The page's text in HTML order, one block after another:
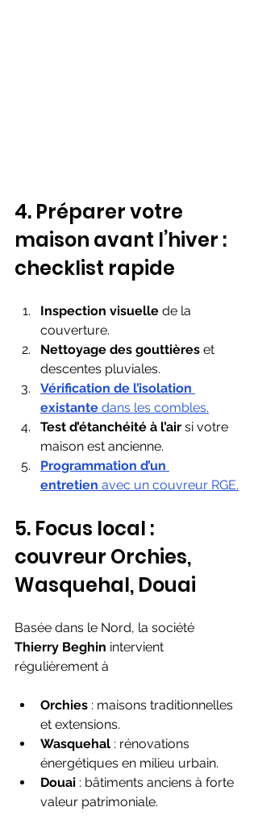
4. Préparer votre
maison avant l’hiver :
checklist rapide
Inspection visuelle de la
couverture.
Nettoyage des gouttières et
descentes pluviales.
Vérification de l’isolation
existante dans les combles.
Test d’étanchéité à l’air si votre
maison est ancienne.
Programmation d’un
entretien avec un couvreur RGE.
5. Focus local :
couvreur Orchies,
Wasquehal, Douai
Basée dans le Nord, la société
Thierry Beghin intervient
régulièrement à
Orchies : maisons traditionnelles
et extensions.
Wasquehal : rénovations
énergétiques en milieu urbain.
Douai : bâtiments anciens à forte
valeur patrimoniale.